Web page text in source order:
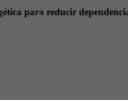
Blog
para reducir